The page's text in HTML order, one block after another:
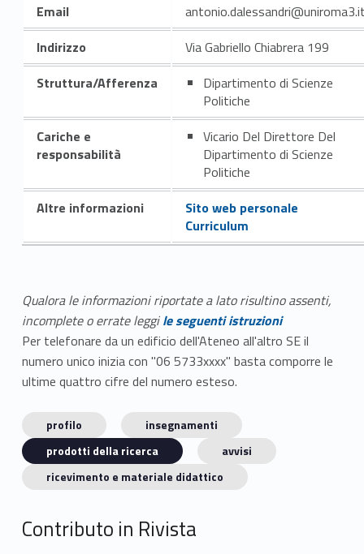
Email
Indirizzo
Via Gabriello Chiabrera 199
Struttura/Afferenza
Dipartimento di Scienze
Politiche
Cariche e
responsabilità
Vicario Del Direttore Del
Dipartimento di Scienze
Politiche
Altre informazioni
Sito web personale
Curriculum
Qualora le informazioni riportate a lato risultino assenti,
incomplete o errate leggile seguenti istruzioni
Per telefonare da un edificio dell'Ateneo all'altro SE il
numero unico inizia con "06 5733xxxx" basta comporre le
ultime quattro cifre del numero esteso.
profilo
insegnamenti
prodotti della ricerca
avvisi
ricevimento e materiale didattico
Contributo in Rivista